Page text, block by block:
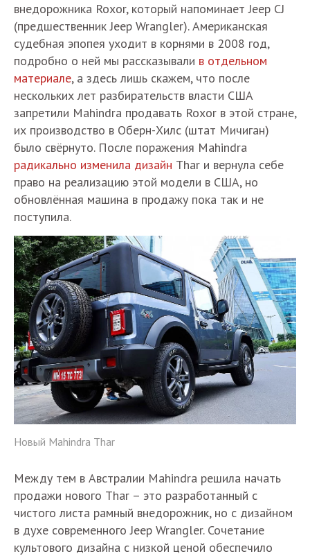
внедорожника Roxor, который напоминает Jeep CJ
(предшественник Jeep Wrangler). Американская
судебная эпопея уходит в корнями в 2008 год,
подробно о ней мы рассказывали в отдельном
материале, а здесь лишь скажем, что после
нескольких лет разбирательств власти США
запретили Mahindra продавать Roxor в этой стране,
их производство в Оберн-Хилс (штат Мичиган)
было свёрнуто. После поражения Mahindra
радикально изменила дизайн Thar и вернула себе
право на реализацию этой модели в США, но
обновлённая машина в продажу пока так и не
поступила.
Новый Mahindra Thar
Между тем в Австралии Mahindra решила начать
продажи нового Thar – это разработанный с
чистого листа рамный внедорожник, но с дизайном
в духе современного Jeep Wrangler. Сочетание
культового дизайна с низкой ценой обеспечило